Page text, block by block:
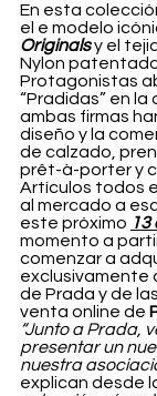
En esta
el e modelo
Originals y el
Nylon
Protagonistas
“Pradidas” en la
ambas firmas
diseño y la
de calzado,
prêt-à-porter y
Artículos todos
al mercado a
este próximo 13
momento a
comenzar a
exclusivamente
de Prada y de
venta online de
“Junto a Prada,
presentar un
nuestra
explican desde